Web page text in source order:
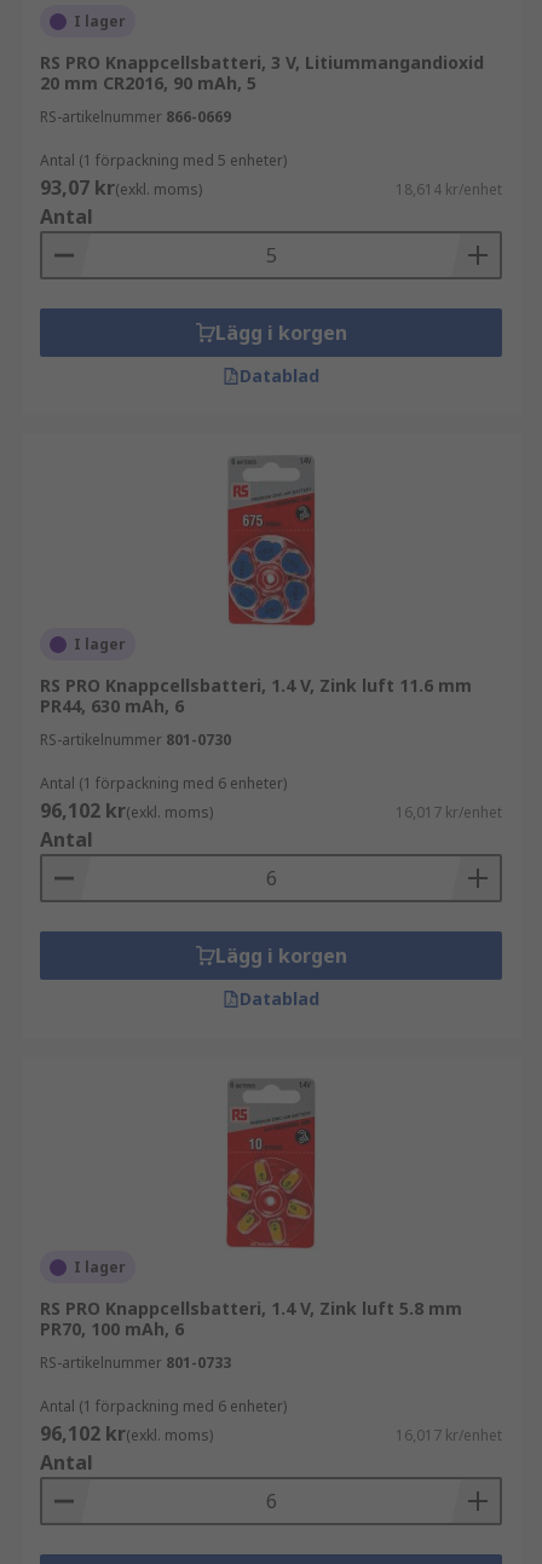
I lager
RS PRO Knappcellsbatteri, 3 V, Litiummangandioxid
20 mm CR2016, 90 mAh, 5
RS-artikelnummer 866-0669
Antal (1 förpackning med 5 enheter)
93,07 kr(exkl. moms) 18,614 kr/enhet
Antal
Lägg i korgen
Datablad
I lager
RS PRO Knappcellsbatteri, 1.4 V, Zink luft 11.6 mm
PR44, 630 mAh, 6
RS-artikelnummer 801-0730
Antal (1 förpackning med 6 enheter)
96,102 kr(exkl. moms) 16,017 kr/enhet
Antal
Lägg i korgen
Datablad
I lager
RS PRO Knappcellsbatteri, 1.4 V, Zink luft 5.8 mm
PR70, 100 mAh, 6
RS-artikelnummer 801-0733
Antal (1 förpackning med 6 enheter)
96,102 kr(exkl. moms) 16,017 kr/enhet
Antal